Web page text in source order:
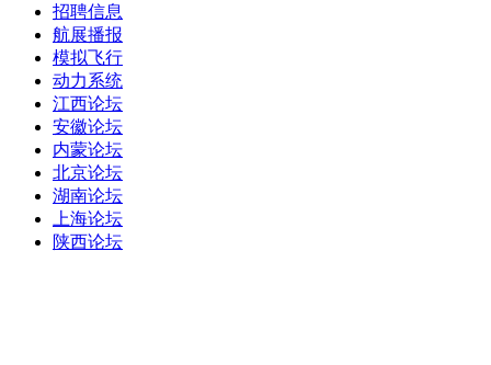
招聘信息
航展播报
模拟飞行
动力系统
江西论坛
安徽论坛
内蒙论坛
北京论坛
湖南论坛
上海论坛
陕西论坛